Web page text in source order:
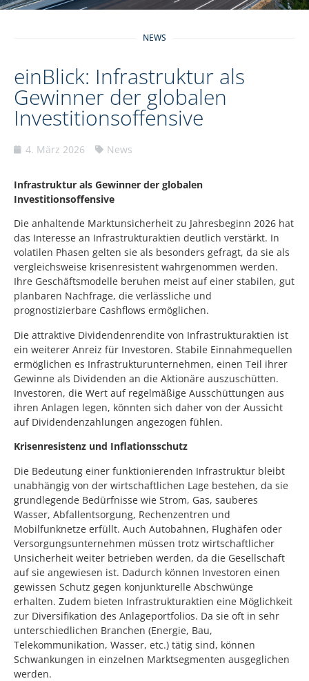
NEWS
einBlick: Infrastruktur als
Gewinner der globalen
Investitionsoffensive
4. März 2026 News
Infrastruktur als Gewinner der globalen
Investitionsoffensive
Die anhaltende Marktunsicherheit zu Jahresbeginn 2026 hat
das Interesse an Infrastrukturaktien deutlich verstärkt. In
volatilen Phasen gelten sie als besonders gefragt, da sie als
vergleichsweise krisenresistent wahrgenommen werden.
Ihre Geschäftsmodelle beruhen meist auf einer stabilen, gut
planbaren Nachfrage, die verlässliche und
prognostizierbare Cashflows ermöglichen.
Die attraktive Dividendenrendite von Infrastrukturaktien ist
ein weiterer Anreiz für Investoren. Stabile Einnahmequellen
ermöglichen es Infrastrukturunternehmen, einen Teil ihrer
Gewinne als Dividenden an die Aktionäre auszuschütten.
Investoren, die Wert auf regelmäßige Ausschüttungen aus
ihren Anlagen legen, könnten sich daher von der Aussicht
auf Dividendenzahlungen angezogen fühlen.
Krisenresistenz und Inflationsschutz
Die Bedeutung einer funktionierenden Infrastruktur bleibt
unabhängig von der wirtschaftlichen Lage bestehen, da sie
grundlegende Bedürfnisse wie Strom, Gas, sauberes
Wasser, Abfallentsorgung, Rechenzentren und
Mobilfunknetze erfüllt. Auch Autobahnen, Flughäfen oder
Versorgungsunternehmen müssen trotz wirtschaftlicher
Unsicherheit weiter betrieben werden, da die Gesellschaft
auf sie angewiesen ist. Dadurch können Investoren einen
gewissen Schutz gegen konjunkturelle Abschwünge
erhalten. Zudem bieten Infrastrukturaktien eine Möglichkeit
zur Diversifikation des Anlageportfolios. Da sie oft in sehr
unterschiedlichen Branchen (Energie, Bau,
Telekommunikation, Wasser, etc.) tätig sind, können
Schwankungen in einzelnen Marktsegmenten ausgeglichen
werden.